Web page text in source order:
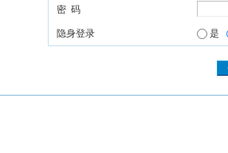
密 码
隐身登录 是